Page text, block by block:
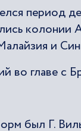
период
колонии
и
во главе с
был Г.